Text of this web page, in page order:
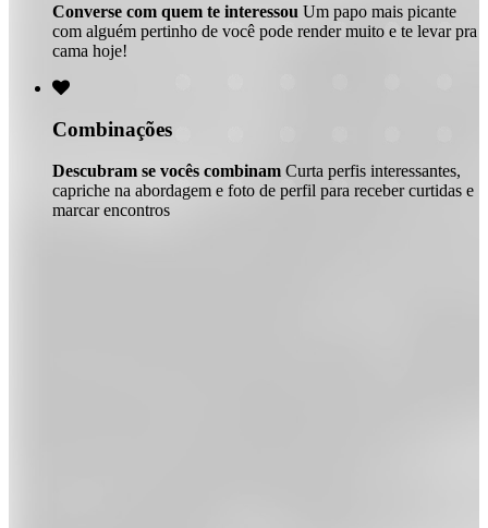
Converse com quem te interessou Um papo mais picante
com alguém pertinho de você pode render muito e te levar pra
cama hoje!

Combinações
Descubram se vocês combinam Curta perfis interessantes,
capriche na abordagem e foto de perfil para receber curtidas e
marcar encontros